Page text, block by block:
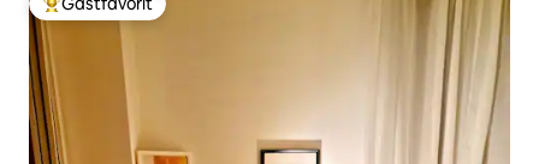
Populär gästfavorit